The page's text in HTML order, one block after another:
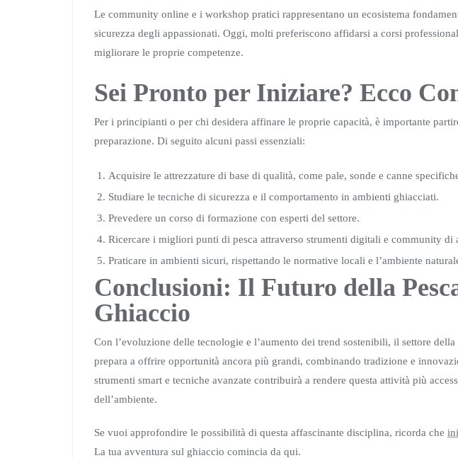
Le community online e i workshop pratici rappresentano un ecosistema
sicurezza degli appassionati. Oggi, molti preferiscono affidarsi a corsi
migliorare le proprie competenze.
Sei Pronto per Iniziare? Ecco
Per i principianti o per chi desidera affinare le proprie capacità, è importante
preparazione. Di seguito alcuni passi essenziali:
Acquisire le attrezzature di base di qualità, come pale, sonde e canne
Studiare le tecniche di sicurezza e il comportamento in ambienti ghiacciati.
Prevedere un corso di formazione con esperti del settore.
Ricercare i migliori punti di pesca attraverso strumenti digitali e community di
Praticare in ambienti sicuri, rispettando le normative locali e l’ambiente
Conclusioni: Il Futuro della
Ghiaccio
Con l’evoluzione delle tecnologie e l’aumento dei trend sostenibili, il settore della
prepara a offrire opportunità ancora più grandi, combinando tradizione e
strumenti smart e tecniche avanzate contribuirà a rendere questa attività più
dell’ambiente.
Se vuoi approfondire le possibilità di questa affascinante disciplina, ricorda che
La tua avventura sul ghiaccio comincia da qui.